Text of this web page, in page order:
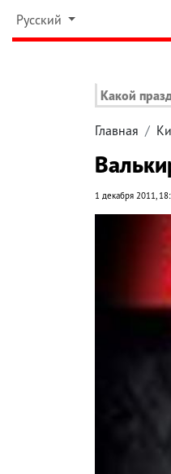
Русский
Какой
Главная
1 декабря 2011,